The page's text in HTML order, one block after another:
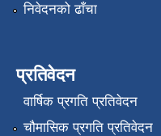
निवेदनको ढाँचा
प्रतिवेदन
वार्षिक प्रगति प्रतिवेदन
चौमासिक प्रगति प्रतिवेदन